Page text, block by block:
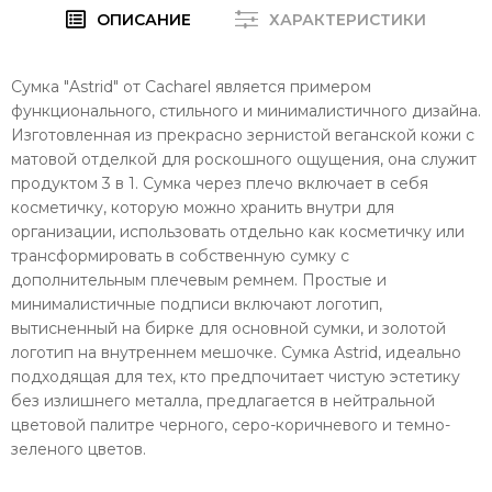
ОПИСАНИЕ ХАРАКТЕРИСТИКИ
Сумка "Astrid" от Cacharel является примером
функционального, стильного и минималистичного дизайна.
Изготовленная из прекрасно зернистой веганской кожи с
матовой отделкой для роскошного ощущения, она служит
продуктом 3 в 1. Сумка через плечо включает в себя
косметичку, которую можно хранить внутри для
организации, использовать отдельно как косметичку или
трансформировать в собственную сумку с
дополнительным плечевым ремнем. Простые и
минималистичные подписи включают логотип,
вытисненный на бирке для основной сумки, и золотой
логотип на внутреннем мешочке. Сумка Astrid, идеально
подходящая для тех, кто предпочитает чистую эстетику
без излишнего металла, предлагается в нейтральной
цветовой палитре черного, серо-коричневого и темно-
зеленого цветов.